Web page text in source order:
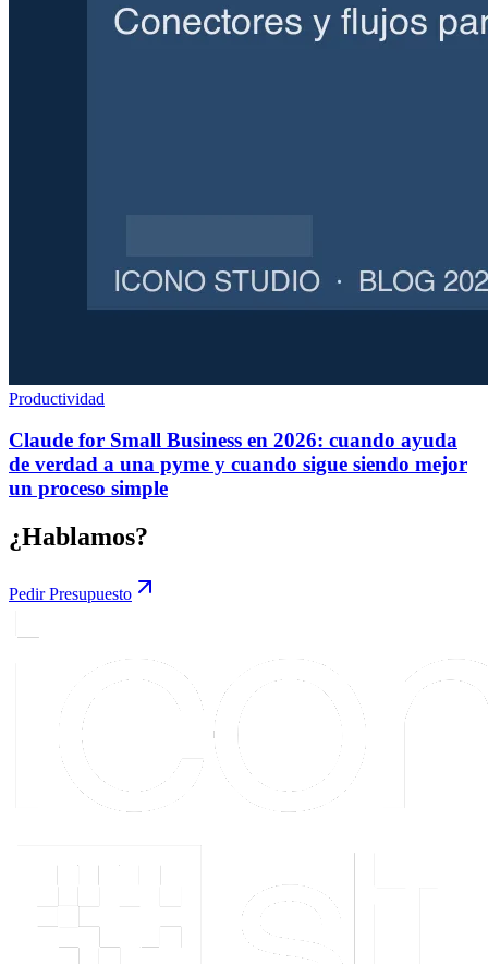
Productividad
Claude for Small Business en 2026: cuando ayuda
de verdad a una pyme y cuando sigue siendo mejor
un proceso simple
¿Hablamos?
Pedir Presupuesto